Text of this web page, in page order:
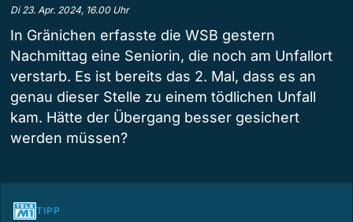
Di 23. Apr. 2024, 16.00 Uhr
In Gränichen erfasste die WSB gestern
Nachmittag eine Seniorin, die noch am Unfallort
verstarb. Es ist bereits das 2. Mal, dass es an
genau dieser Stelle zu einem tödlichen Unfall
kam. Hätte der Übergang besser gesichert
werden müssen?
TIPP